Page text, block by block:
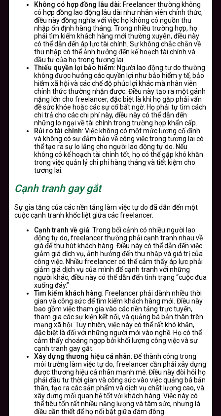
Không có hợp đồng lâu dài: Freelancer thường không
có hợp đồng lao động lâu dài như nhân viên chính thức,
điều này đồng nghĩa với việc họ không có nguồn thu
nhập ổn định hàng tháng. Trong nhiều trường hợp, họ
phải tìm kiếm khách hàng mới thường xuyên, điều này
có thể dẫn đến áp lực tài chính. Sự không chắc chắn về
thu nhập có thể ảnh hưởng đến kế hoạch tài chính và
đầu tư của họ trong tương lai.
Thiếu quyền lợi bảo hiểm: Người lao động tự do thường
không được hưởng các quyền lợi như bảo hiểm y tế, bảo
hiểm xã hội và các chế độ phúc lợi khác mà nhân viên
chính thức thường nhận được. Điều này tạo ra một gánh
nặng lớn cho freelancer, đặc biệt là khi họ gặp phải vấn
đề sức khỏe hoặc các sự cố bất ngờ. Họ phải tự tìm cách
chi trả cho các chi phí này, điều này có thể dẫn đến
những lo ngại về tài chính trong trường hợp khẩn cấp.
Rủi ro tài chính: Việc không có một mức lương cố định
và không có sự đảm bảo về công việc trong tương lai có
thể tạo ra sự lo lắng cho người lao động tự do. Nếu
không có kế hoạch tài chính tốt, họ có thể gặp khó khăn
trong việc quản lý chi phí hàng tháng và tiết kiệm cho
tương lai.
Cạnh tranh gay gắt
Sự gia tăng của các nền tảng làm việc tự do đã dẫn đến một
cuộc cạnh tranh khốc liệt giữa các freelancer.
Cạnh tranh về giá: Trong bối cảnh có nhiều người lao
động tự do, freelancer thường phải cạnh tranh nhau về
giá để thu hút khách hàng. Điều này có thể dẫn đến việc
giảm giá dịch vụ, ảnh hưởng đến thu nhập và giá trị của
công việc. Nhiều freelancer có thể cảm thấy áp lực phải
giảm giá dịch vụ của mình để cạnh tranh với những
người khác, điều này có thể dẫn đến tình trạng “cuộc đua
xuống đáy.”
Tìm kiếm khách hàng: Freelancer phải dành nhiều thời
gian và công sức để tìm kiếm khách hàng mới. Điều này
bao gồm việc tham gia vào các nền tảng trực tuyến,
tham gia các sự kiện kết nối, và quảng bá bản thân trên
mạng xã hội. Tuy nhiên, việc này có thể rất khó khăn,
đặc biệt là đối với những người mới vào nghề. Họ có thể
cảm thấy choáng ngợp bởi khối lượng công việc và sự
cạnh tranh gay gắt.
Xây dựng thương hiệu cá nhân: Để thành công trong
môi trường làm việc tự do, freelancer cần phải xây dựng
được thương hiệu cá nhân mạnh mẽ. Điều này đòi hỏi họ
phải đầu tư thời gian và công sức vào việc quảng bá bản
thân, tạo ra các sản phẩm và dịch vụ chất lượng cao, và
xây dựng mối quan hệ tốt với khách hàng. Việc này có
thể tiêu tốn rất nhiều năng lượng và tâm sức, nhưng là
điều cần thiết để họ nổi bật giữa đám đông.